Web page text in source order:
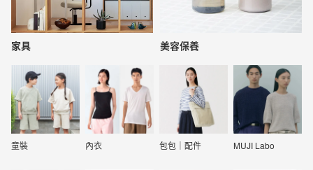
家具 美容保養
童裝 內衣 包包｜配件 MUJI Labo